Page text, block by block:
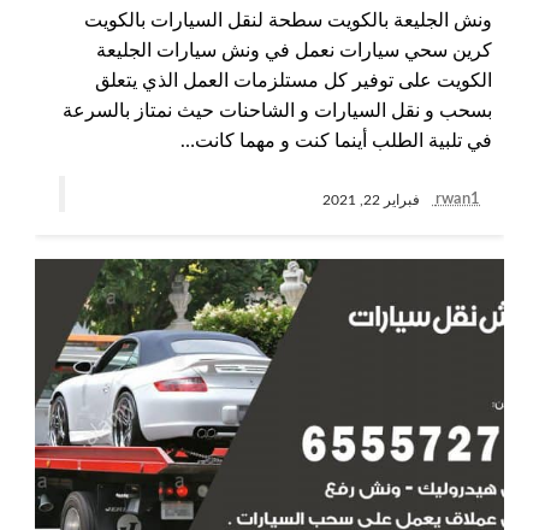
ونش الجليعة بالكويت سطحة لنقل السيارات بالكويت
كرين سحي سيارات نعمل في ونش سيارات الجليعة
الكويت على توفير كل مستلزمات العمل الذي يتعلق
بسحب و نقل السيارات و الشاحنات حيث نمتاز بالسرعة
في تلبية الطلب أينما كنت و مهما كانت…
rwan1 فبراير 22, 2021